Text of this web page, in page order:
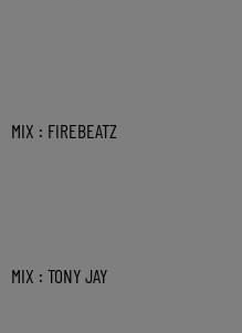
MIX : FIREBEATZ
MIX : TONY JAY